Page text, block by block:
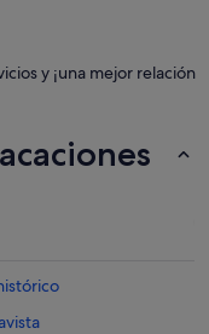
y ¡una mejor relación